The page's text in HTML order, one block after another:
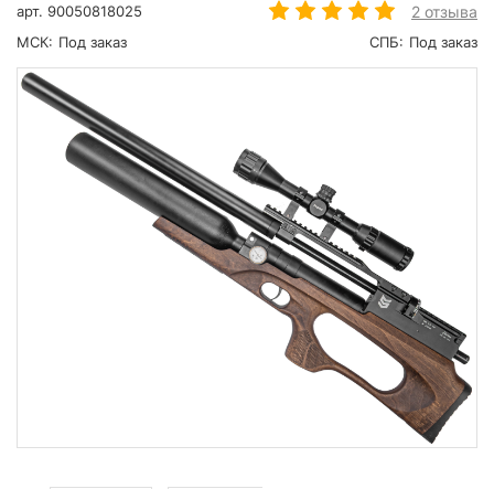
арт. 90050818025 2 отзыва
МСК: Под заказ СПБ: Под заказ